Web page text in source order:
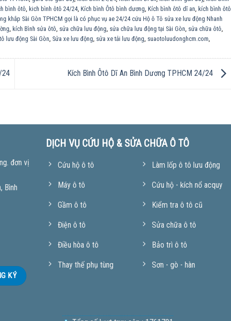
bình ôtô kich bình ôtô 24/24 Kích bình Ôtô bình dương Kích bình ôtô dĩ an kích bình ôtô
khắp Sài Gòn TPHCM gọi là có phục vụ ae 24/24 cứu Hộ ô Tô sửa xe lưu động Nhanh
kích Bình sửa ôtô sửa chữa lưu động sửa chữa lưu động tại Sài Gòn sửa chữa ôtô
lưu động Sài Gòn Sửa xe lưu động sửa xe tải lưu động suaotoluudonghcm.com
24 Kích Bình Ôtô Dĩ An Bình Dương TPHCM 24/24
đơn vị
Bình
DỊCH VỤ CỨU HỘ & SỬA CHỮA Ô TÔ
Cứu hộ ô tô
Máy ô tô
Gầm ô tô
Điện ô tô
Điều hòa ô tô
Thay thế phụ tùng
Làm lốp ô tô lưu động
Cứu hộ - kích nổ acquy
Kiểm tra ô tô cũ
Sửa chữa ô tô
Bảo trì ô tô
Sơn - gò - hàn